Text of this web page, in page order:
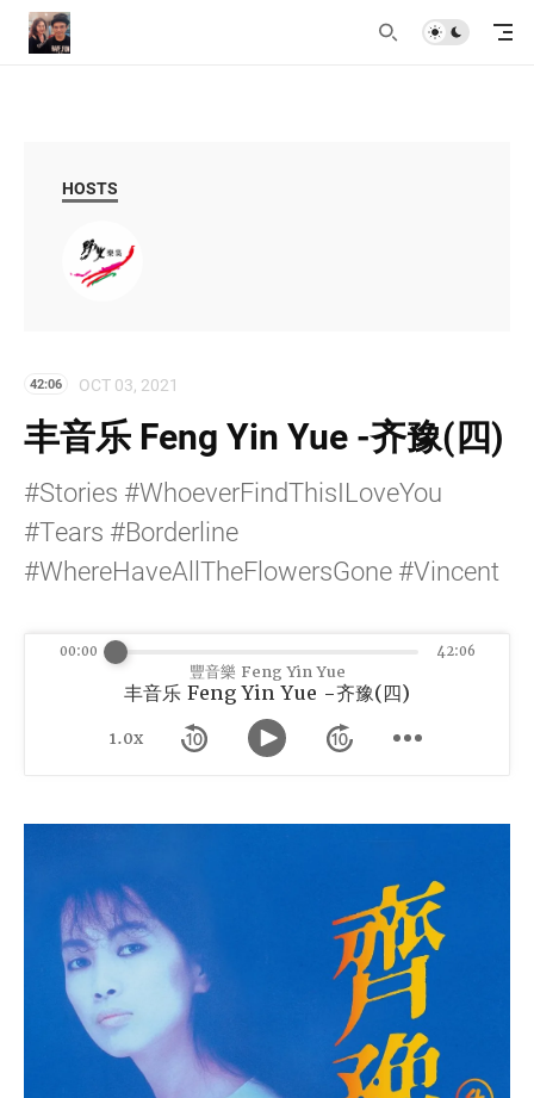
HOSTS
42:06 OCT 03, 2021
丰音乐 Feng Yin Yue -齐豫(四)
#Stories #WhoeverFindThisILoveYou
#Tears #Borderline
#WhereHaveAllTheFlowersGone #Vincent
豐音樂 Feng Yin Yue
丰音乐 Feng Yin Yue -齐豫(四)
1.0x
00:00 42:06